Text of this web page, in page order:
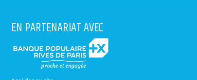
EN PARTENARIAT AVEC